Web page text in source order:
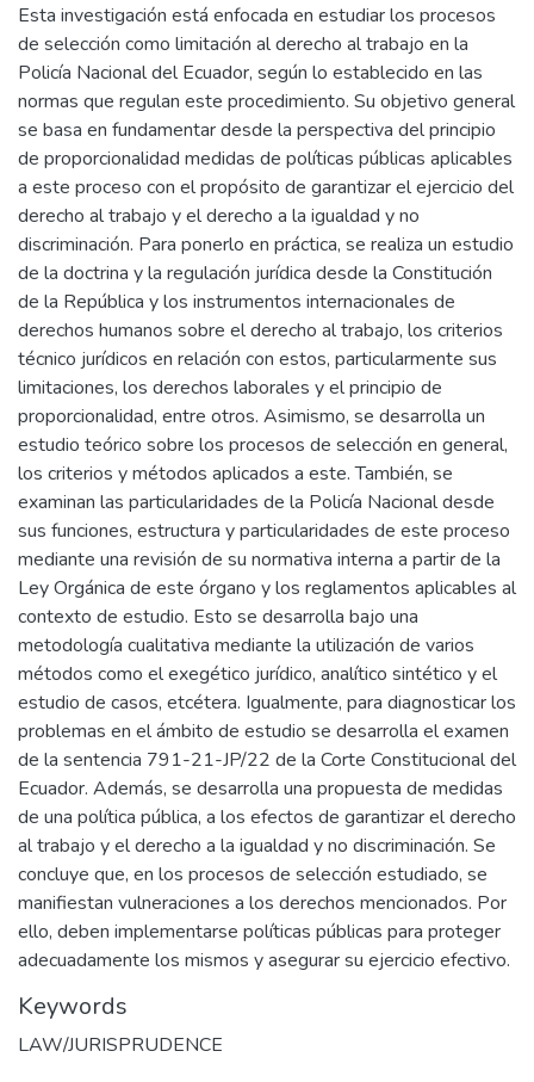
Esta investigación está enfocada en estudiar los procesos
de selección como limitación al derecho al trabajo en la
Policía Nacional del Ecuador, según lo establecido en las
normas que regulan este procedimiento. Su objetivo general
se basa en fundamentar desde la perspectiva del principio
de proporcionalidad medidas de políticas públicas aplicables
a este proceso con el propósito de garantizar el ejercicio del
derecho al trabajo y el derecho a la igualdad y no
discriminación. Para ponerlo en práctica, se realiza un estudio
de la doctrina y la regulación jurídica desde la Constitución
de la República y los instrumentos internacionales de
derechos humanos sobre el derecho al trabajo, los criterios
técnico jurídicos en relación con estos, particularmente sus
limitaciones, los derechos laborales y el principio de
proporcionalidad, entre otros. Asimismo, se desarrolla un
estudio teórico sobre los procesos de selección en general,
los criterios y métodos aplicados a este. También, se
examinan las particularidades de la Policía Nacional desde
sus funciones, estructura y particularidades de este proceso
mediante una revisión de su normativa interna a partir de la
Ley Orgánica de este órgano y los reglamentos aplicables al
contexto de estudio. Esto se desarrolla bajo una
metodología cualitativa mediante la utilización de varios
métodos como el exegético jurídico, analítico sintético y el
estudio de casos, etcétera. Igualmente, para diagnosticar los
problemas en el ámbito de estudio se desarrolla el examen
de la sentencia 791-21-JP/22 de la Corte Constitucional del
Ecuador. Además, se desarrolla una propuesta de medidas
de una política pública, a los efectos de garantizar el derecho
al trabajo y el derecho a la igualdad y no discriminación. Se
concluye que, en los procesos de selección estudiado, se
manifiestan vulneraciones a los derechos mencionados. Por
ello, deben implementarse políticas públicas para proteger
adecuadamente los mismos y asegurar su ejercicio efectivo.
Keywords
LAW/JURISPRUDENCE